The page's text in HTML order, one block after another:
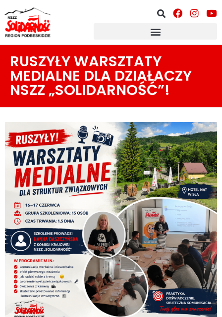
RUSZYŁY WARSZTATY
MEDIALNE DLA DZIAŁACZY
NSZZ „SOLIDARNOŚĆ”!